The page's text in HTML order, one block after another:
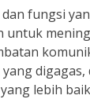
fungsi
untuk
digagas,
lebih